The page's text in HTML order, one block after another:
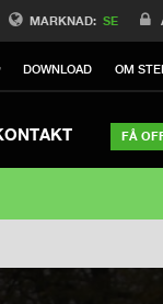
MARKNAD: SE
DOWNLOAD OM
FÅ